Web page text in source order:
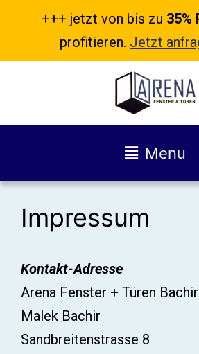
+++ jetzt von bis zu 35%
profitieren. Jetzt
Menu
Impressum
Kontakt-Adresse
Arena Fenster + Türen Bachir
Malek Bachir
Sandbreitenstrasse 8